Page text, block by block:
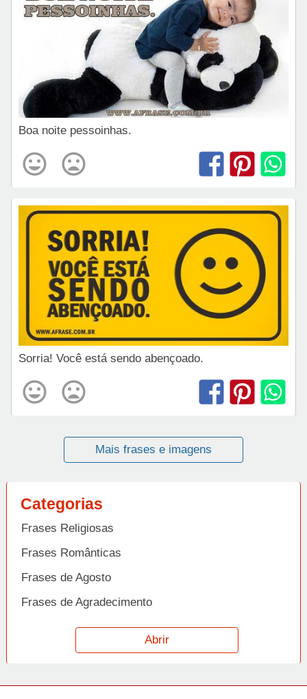
Boa noite pessoinhas.
Sorria! Você está sendo abençoado.
Mais frases e imagens
Categorias
Frases Religiosas
Frases Românticas
Frases de Agosto
Frases de Agradecimento
Frases de Amizade
Frases de Amor
Abrir